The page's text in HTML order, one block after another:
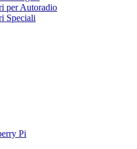
per Autoradio
Speciali
Pi